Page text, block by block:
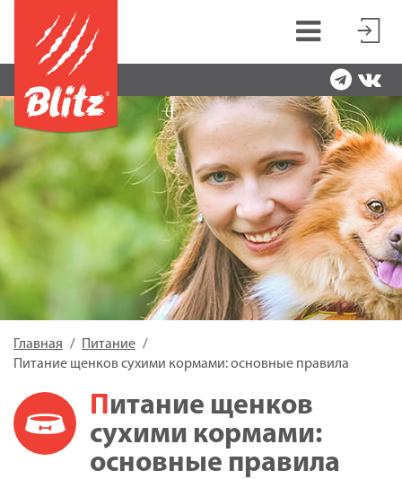
Главная
Питание
Питание щенков сухими кормами: основные правила
Питание щенков
сухими кормами:
основные правила